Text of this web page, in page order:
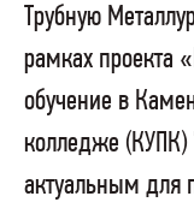
Трубную
рамках проекта
обучение в
колледже (КУПК)
актуальным для